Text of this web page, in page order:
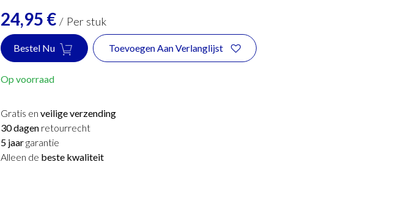
24,95 € / Per stuk
Bestel Nu Toevoegen Aan Verlanglijst
Op voorraad
Gratis en veilige verzending
30 dagen retourrecht
5 jaargarantie
Alleen de beste kwaliteit